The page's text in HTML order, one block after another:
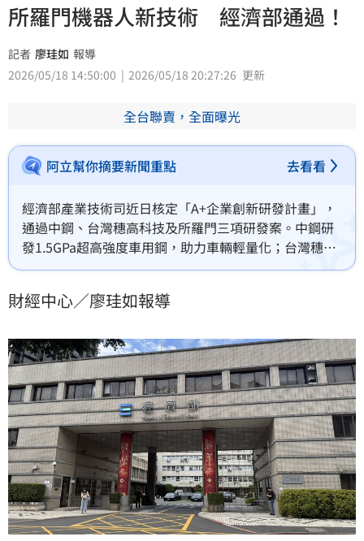
所羅門機器人新技術 經濟部通過！
記者 廖珪如 報導
2026/05/18 14:50:00
2026/05/18 20:27:26 更新
全台聯賣，全面曝光
阿立幫你摘要新聞重點 去看看
經濟部產業技術司近日核定「A+企業創新研發計畫」，
通過中鋼、台灣穗高科技及所羅門三項研發案。中鋼研
發1.5GPa超高強度車用鋼，助力車輛輕量化；台灣穗高
利用AI智慧純化技術，產出低碳回收鋁，協助產業因應
升自主辨識與跨載具部署效能。這些計畫結合AI與材料
與高階自動化領域的全球競爭力。
財經中心／廖珪如報導